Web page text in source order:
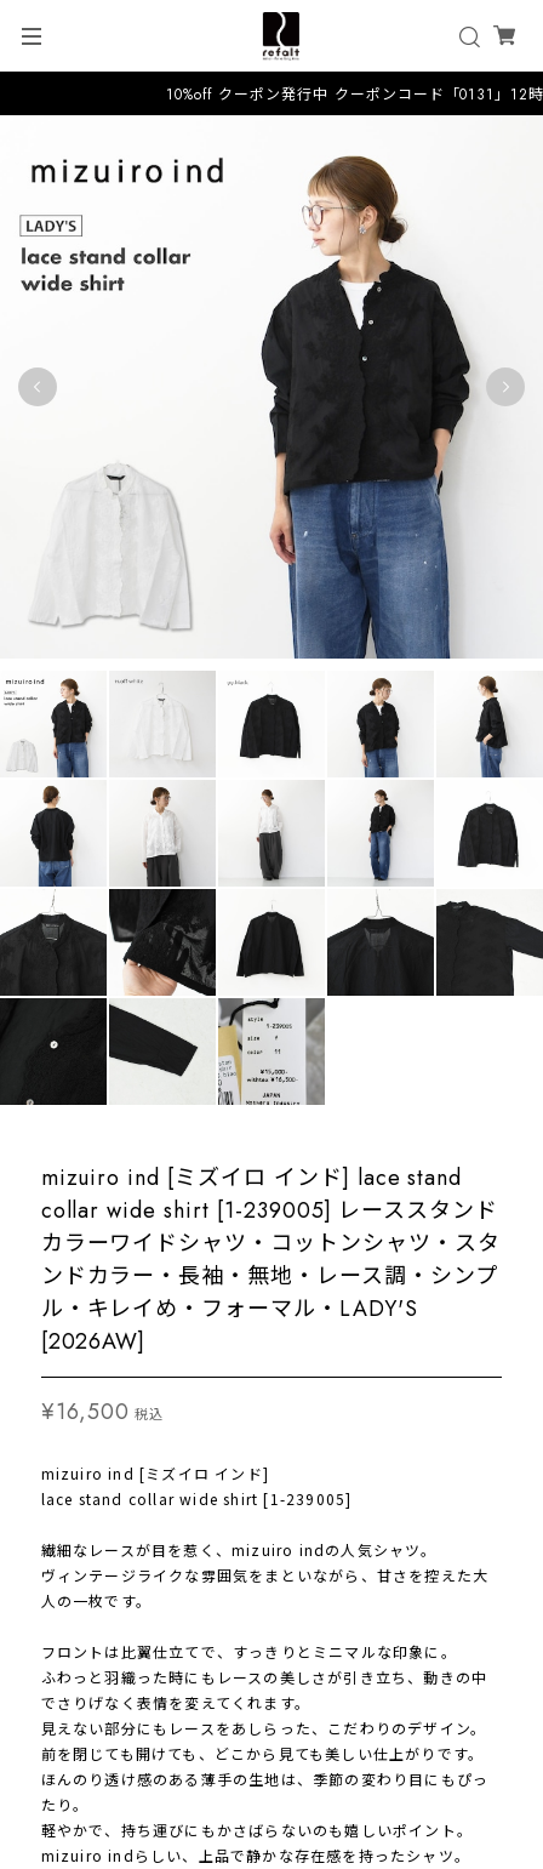
10%off クーポン発行中 クーポンコード「0131」12
mizuiro ind [ミズイロ インド] lace stand
collar wide shirt [1-239005] レーススタンド
カラーワイドシャツ・コットンシャツ・スタ
ンドカラー・長袖・無地・レース調・シンプ
ル・キレイめ・フォーマル・LADY'S
[2026AW]
¥16,500 税込
mizuiro ind [ミズイロ インド]
lace stand collar wide shirt [1-239005]
繊細なレースが目を惹く、mizuiro indの人気シャツ。
ヴィンテージライクな雰囲気をまといながら、甘さを控えた大
人の一枚です。
フロントは比翼仕立てで、すっきりとミニマルな印象に。
ふわっと羽織った時にもレースの美しさが引き立ち、動きの中
でさりげなく表情を変えてくれます。
見えない部分にもレースをあしらった、こだわりのデザイン。
前を閉じても開けても、どこから見ても美しい仕上がりです。
ほんのり透け感のある薄手の生地は、季節の変わり目にもぴっ
たり。
軽やかで、持ち運びにもかさばらないのも嬉しいポイント。
mizuiro indらしい、上品で静かな存在感を持ったシャツ。